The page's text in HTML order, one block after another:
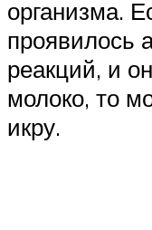
организма.
проявилось
реакций, и
молоко, то
икру.